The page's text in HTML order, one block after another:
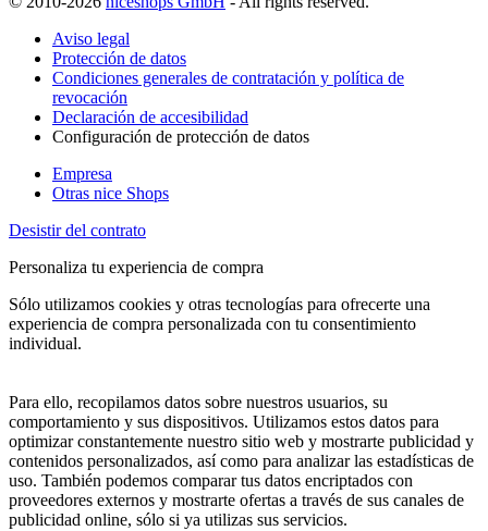
Aviso legal
Protección de datos
Condiciones generales de contratación y política de
revocación
Declaración de accesibilidad
Configuración de protección de datos
Empresa
Otras nice Shops
Desistir del contrato
Personaliza tu experiencia de compra
Sólo utilizamos cookies y otras tecnologías para ofrecerte una
experiencia de compra personalizada con tu consentimiento
individual.
Para ello, recopilamos datos sobre nuestros usuarios, su
comportamiento y sus dispositivos. Utilizamos estos datos para
optimizar constantemente nuestro sitio web y mostrarte publicidad y
contenidos personalizados, así como para analizar las estadísticas de
uso. También podemos comparar tus datos encriptados con
proveedores externos y mostrarte ofertas a través de sus canales de
publicidad online, sólo si ya utilizas sus servicios.